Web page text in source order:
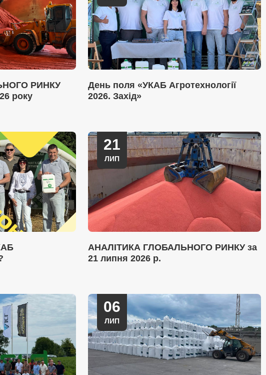
РИНКУ
року
День поля «УКАБ Агротехнології
2026. Захід»
21
ЛИП
АНАЛІТИКА ГЛОБАЛЬНОГО РИНКУ за
21 липня 2026 р.
06
ЛИП